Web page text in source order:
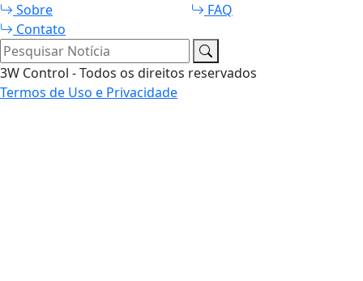
Sobre
FAQ
Contato
Pesquisar Notícia
3W Control - Todos os direitos reservados
Termos de Uso e Privacidade